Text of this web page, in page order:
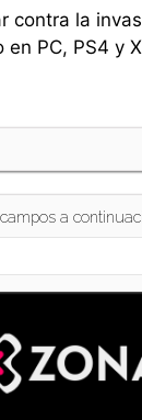
contra la
PC, PS4 y
a